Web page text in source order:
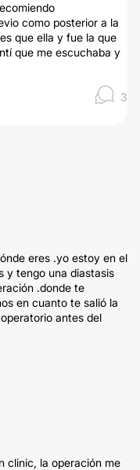
como posterior a la
que ella y fue la que
que me escuchaba y
3
eres .yo estoy en el
y tengo una diastasis
.donde te
en cuanto te salió la
antes del
clinic, la operación me